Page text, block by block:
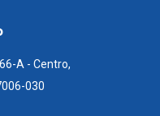
A - Centro,
030